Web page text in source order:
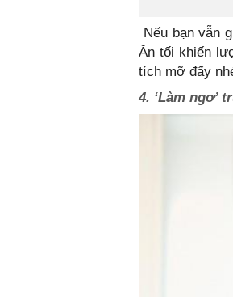
Nếu bạn vẫn
Ăn tối khiến
tích mỡ đấy
4. ‘Làm ngơ’